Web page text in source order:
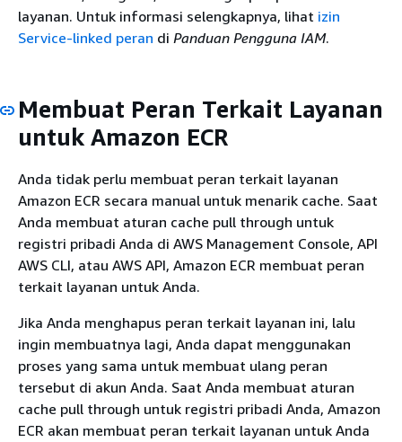
layanan. Untuk informasi selengkapnya, lihat izin
Service-linked peran di Panduan Pengguna IAM.
Membuat Peran Terkait Layanan
untuk Amazon ECR
Anda tidak perlu membuat peran terkait layanan
Amazon ECR secara manual untuk menarik cache. Saat
Anda membuat aturan cache pull through untuk
registri pribadi Anda di AWS Management Console, API
AWS CLI, atau AWS API, Amazon ECR membuat peran
terkait layanan untuk Anda.
Jika Anda menghapus peran terkait layanan ini, lalu
ingin membuatnya lagi, Anda dapat menggunakan
proses yang sama untuk membuat ulang peran
tersebut di akun Anda. Saat Anda membuat aturan
cache pull through untuk registri pribadi Anda, Amazon
ECR akan membuat peran terkait layanan untuk Anda